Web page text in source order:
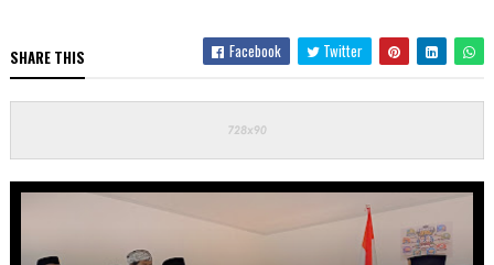
SHARE THIS Facebook Twitter